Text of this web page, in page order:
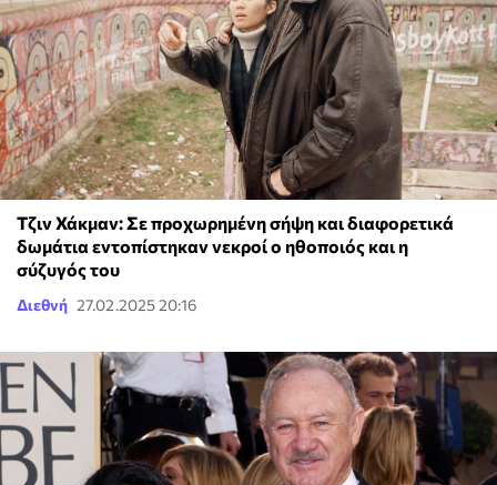
Τζιν Χάκμαν: Σε προχωρημένη σήψη και διαφορετικά
δωμάτια εντοπίστηκαν νεκροί ο ηθοποιός και η
σύζυγός του
Διεθνή 27.02.2025 20:16